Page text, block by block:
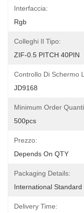
Interfaccia:
Rgb
Colleghi Il Tipo:
ZIF-0.5 PITCH 40PIN
Controllo Di Schermo
JD9168
Minimum Order
500pcs
Prezzo:
Depends On QTY
Packaging Details:
International Standard
Delivery Time: